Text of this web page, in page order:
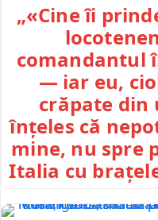
„«Cine îi
comandantul
— iar eu,
crăpate din
înțeles că
mine, nu spre
Italia cu